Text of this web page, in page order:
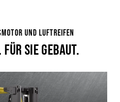
UND LUFTREIFEN
SIE GEBAUT.